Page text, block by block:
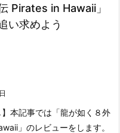
Pirates in Hawaii」
い求めよう
】本記事では「龍が如く８外
」のレビューをします。